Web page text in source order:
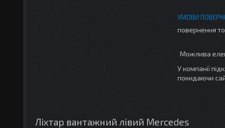
повернення
У компанії
покидаючи
Ліхтар вантажний лівий Mercedes